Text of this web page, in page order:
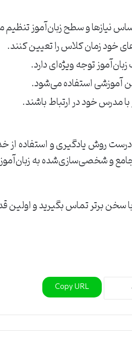
نیازها و سطح زبان‌آموز
خود زمان کلاس را تعیین کنند.
توجه ویژه‌ای دارد.
آموزشی استفاده می‌شود.
مدرس خود در ارتباط باشند.
روش یادگیری و استفاده
و شخصی‌سازی‌شده به
سخن برتر تماس بگیرید و اولین
Copy URL